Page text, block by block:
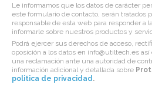
Le informamos que los datos de carácter
este formulario de contacto, serán tratados
responsable de esta web para responder a
informarle sobre nuestros productos y
Podrá ejercer sus derechos de acceso,
oposición a los datos en info@utiltech.es
una reclamación ante una autoridad de
información adicional y detallada sobre
politica de privacidad.